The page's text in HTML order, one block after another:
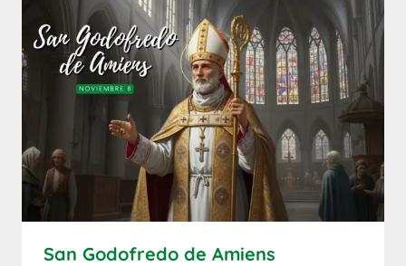
San Godofredo de Amiens